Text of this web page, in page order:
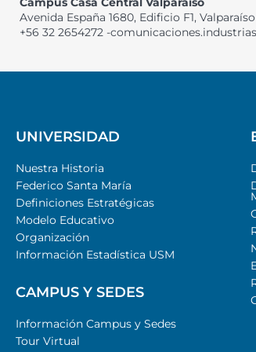
Avenida España 1680, Edificio F1, Valparaíso
+56 32 2654272 -
UNIVERSIDAD
Nuestra Historia
Federico Santa María
Definiciones Estratégicas
Modelo Educativo
Organización
Información Estadística USM
CAMPUS Y SEDES
Información Campus y Sedes
Tour Virtual